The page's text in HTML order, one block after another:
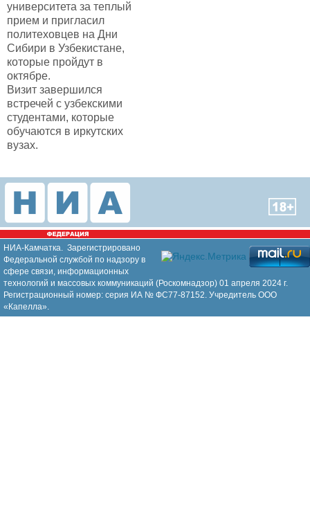
университета за теплый
прием и пригласил
политеховцев на Дни
Сибири в Узбекистане,
которые пройдут в
октябре.
Визит завершился
встречей с узбекскими
студентами, которые
обучаются в иркутских
вузах.
НИА-Камчатка. Зарегистрировано
Федеральной службой по надзору в
сфере связи, информационных
технологий и массовых коммуникаций (Роскомнадзор) 01 апреля 2024 г.
Регистрационный номер: серия ИА № ФС77-87152. Учредитель ООО
«Капелла».